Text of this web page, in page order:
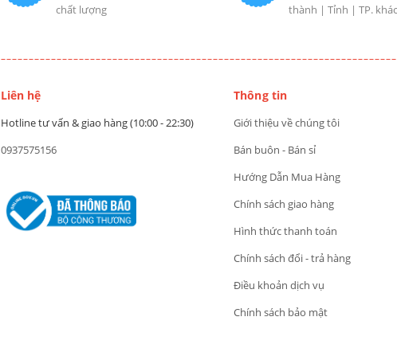
chất lượng
thành | Tỉnh | TP.
Liên hệ
Hotline tư vấn & giao hàng (10:00 - 22:30)
0937575156
Thông tin
Giới thiệu về chúng tôi
Bán buôn - Bán sỉ
Hướng Dẫn Mua Hàng
Chính sách giao hàng
Hình thức thanh toán
Chính sách đổi - trả hàng
Điều khoản dịch vụ
Chính sách bảo mật